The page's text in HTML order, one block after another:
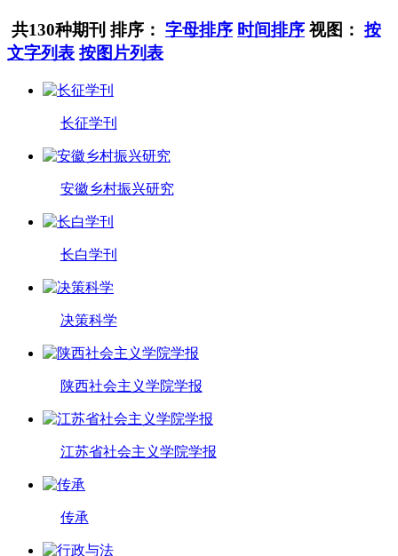
共130种期刊 排序： 字母排序 时间排序 视图： 按
文字列表 按图片列表
长征学刊
安徽乡村振兴研究
长白学刊
决策科学
陕西社会主义学院学报
江苏省社会主义学院学报
传承